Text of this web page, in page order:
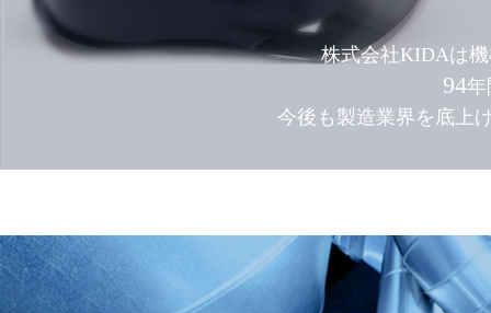
株式会社KIDAは
94年
今後も製造業界を底上